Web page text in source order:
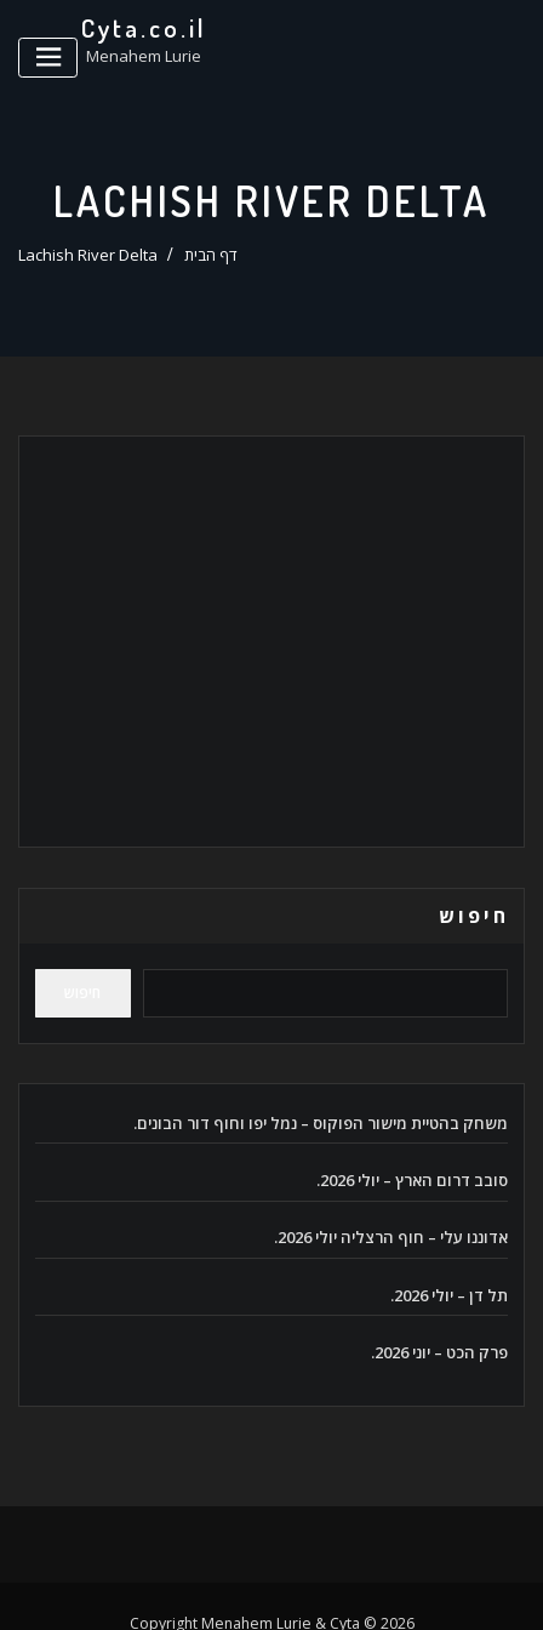
Cyta.co.il
Menahem Lurie
LACHISH RIVER DELTA
דף הבית Lachish River Delta
חיפוש
משחק בהטיית מישור הפוקוס – נמל יפו וחוף דור הבונים.
סובב דרום הארץ – יולי 2026.
אדוננו עלי – חוף הרצליה יולי 2026.
תל דן – יולי 2026.
פרק הכט – יוני 2026.
Copyright Menahem Lurie & Cyta © 2026